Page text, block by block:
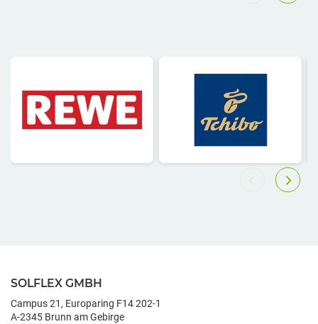
SOLFLEX GMBH
Campus 21, Europaring F14 202-1
A-2345 Brunn am Gebirge